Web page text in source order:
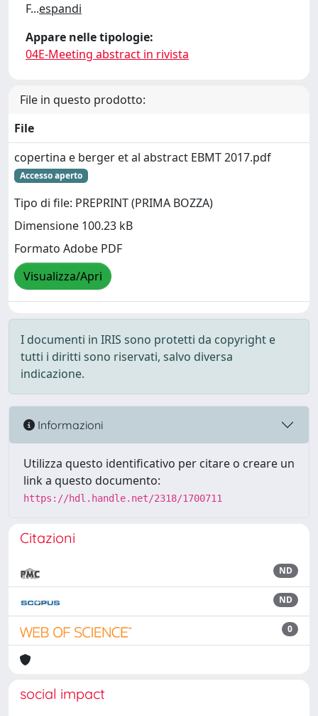
F...espandi
Appare nelle tipologie:
04E-Meeting abstract in rivista
File in questo prodotto:
File
copertina e berger et al abstract EBMT 2017.pdf
Accesso aperto
Tipo di file: PREPRINT (PRIMA BOZZA)
Dimensione 100.23 kB
Formato Adobe PDF
Visualizza/Apri
I documenti in IRIS sono protetti da copyright e
tutti i diritti sono riservati, salvo diversa
indicazione.
Informazioni
Utilizza questo identificativo per citare o creare un
link a questo documento:
https://hdl.handle.net/2318/1700711
Citazioni
ND
ND
0
social impact